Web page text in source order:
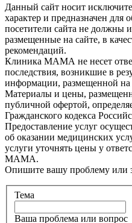
Данный сайт носит
характер и предназначен для
посетители сайта не должны
размещенные на сайте, в
рекомендаций.
Клиника МАМА не несет
последствия, возникшие в
информации, размещенной на
Материалы и цены,
публичной офертой,
Гражданского кодекса
Предоставление услуг
об оказании медицинских
услуги уточнять цены у
МАМА.
Опишите вашу проблему или
Тема
Ваша проблема или вопрос